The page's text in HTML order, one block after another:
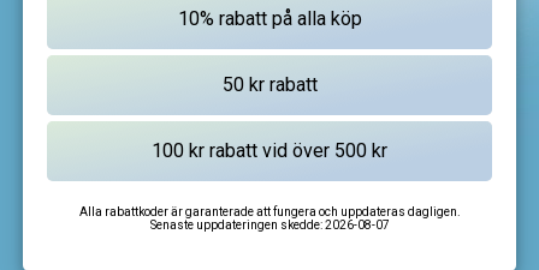
Alla rabattkoder är garanterade att fungera och uppdateras dagligen.
Senaste uppdateringen skedde:2026-08-07